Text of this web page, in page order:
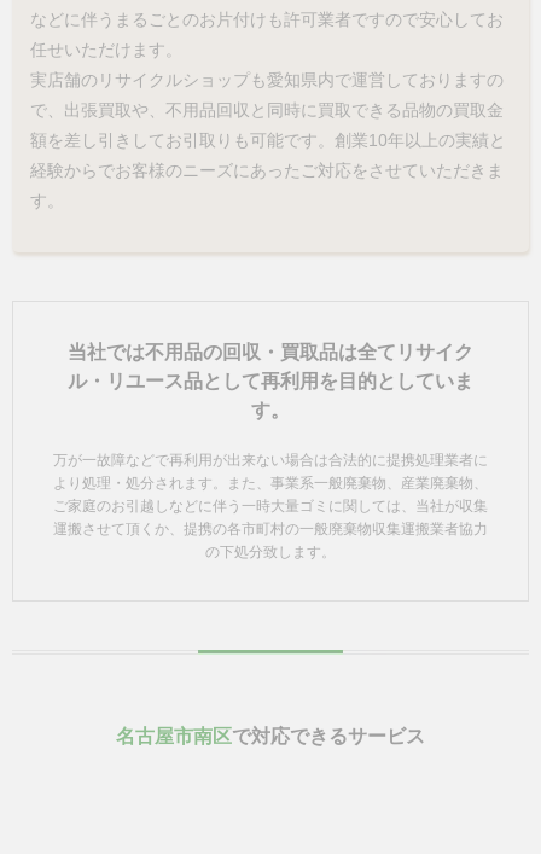
などに伴うまるごとのお片付けも許可業者ですので安心してお
任せいただけます。
実店舗のリサイクルショップも愛知県内で運営しておりますの
で、出張買取や、不用品回収と同時に買取できる品物の買取金
額を差し引きしてお引取りも可能です。創業10年以上の実績と
経験からでお客様のニーズにあったご対応をさせていただきま
す。
当社では不用品の回収・買取品は全てリサイク
ル・リユース品として再利用を目的としていま
す。
万が一故障などで再利用が出来ない場合は合法的に提携処理業者に
より処理・処分されます。また、事業系一般廃棄物、産業廃棄物、
ご家庭のお引越しなどに伴う一時大量ゴミに関しては、当社が収集
運搬させて頂くか、提携の各市町村の一般廃棄物収集運搬業者協力
の下処分致します。
名古屋市南区で対応できるサービス